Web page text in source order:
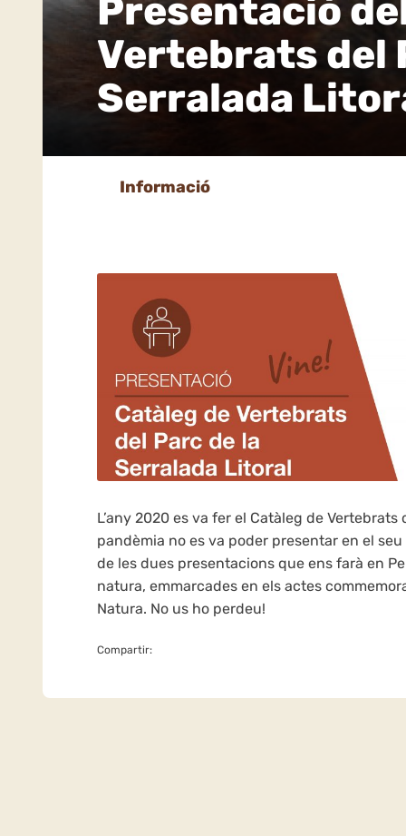
Presentació
Vertebrats del
Serralada
Informació
L’any 2020 es va fer el Catàleg de
pandèmia no es va poder presentar en el
de les dues presentacions que ens farà en
natura, emmarcades en els actes
Natura. No us ho perdeu!
Compartir: